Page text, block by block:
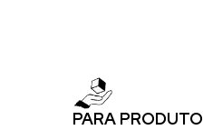
PARA PRODUTO